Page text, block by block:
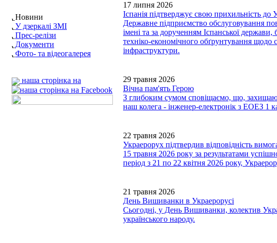
Новини
У дзеркалі ЗМІ
Прес-релізи
Документи
Фото- та відеогалерея
наша сторінка на
17 липня 2026
Іспанія підтверджує свою прихильність до
Державне підприємство обслуговування
імені та за дорученням Іспанської
техніко-економічного обґрунтування щодо
інфраструктури.
29 травня 2026
Вічна пам'ять Герою
З глибоким сумом сповіщаємо, що,
наш колега - інженер-електронік з ЕОЕЗ
22 травня 2026
Украерорух підтвердив відповідність
15 травня 2026 року за результатами
період з 21 по 22 квітня 2026 року,
21 травня 2026
День Вишиванки в Украерорусі
Сьогодні, у День Вишиванки, колектив
українського народу.